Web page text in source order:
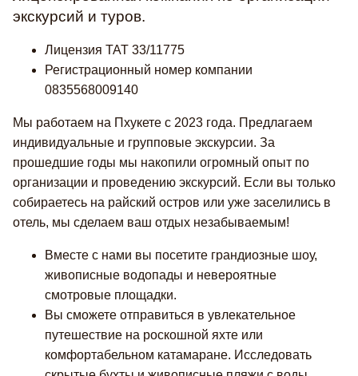
экскурсий и туров.
Лицензия TAT 33/11775
Регистрационный номер компании
0835568009140
Мы работаем на Пхукете с 2023 года. Предлагаем
индивидуальные и групповые экскурсии. За
прошедшие годы мы накопили огромный опыт по
организации и проведению экскурсий. Если вы только
собираетесь на райский остров или уже заселились в
отель, мы сделаем ваш отдых незабываемым!
Вместе с нами вы посетите грандиозные шоу,
живописные водопады и невероятные
смотровые площадки.
Вы сможете отправиться в увлекательное
путешествие на роскошной яхте или
комфортабельном катамаране. Исследовать